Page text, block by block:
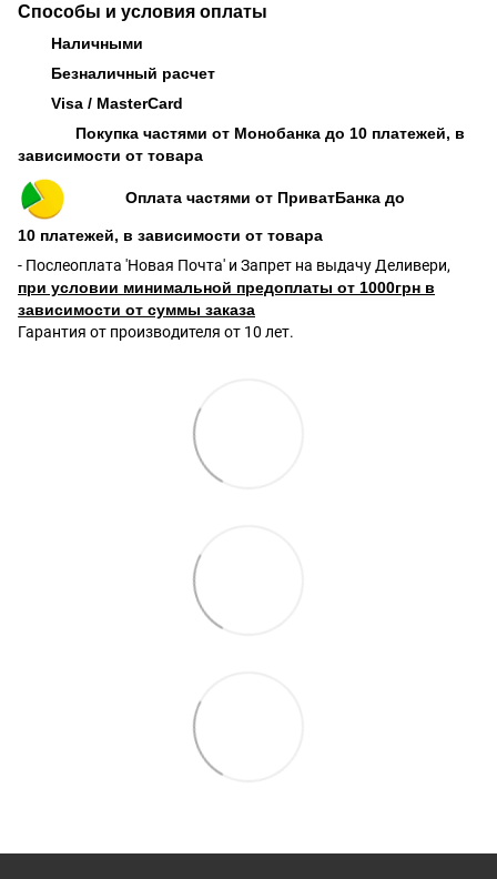
Способы и условия оплаты
Наличными
Безналичный расчет
Visa / MasterCard
Покупка частями от Монобанка до 10 платежей, в
зависимости от товара
Оплата частями от ПриватБанка до
10 платежей, в зависимости от товара
- Послеоплата 'Новая Почта' и Запрет на выдачу Деливери,
при условии минимальной предоплаты от 1000грн в
зависимости от суммы заказа
Гарантия от производителя от 10 лет.